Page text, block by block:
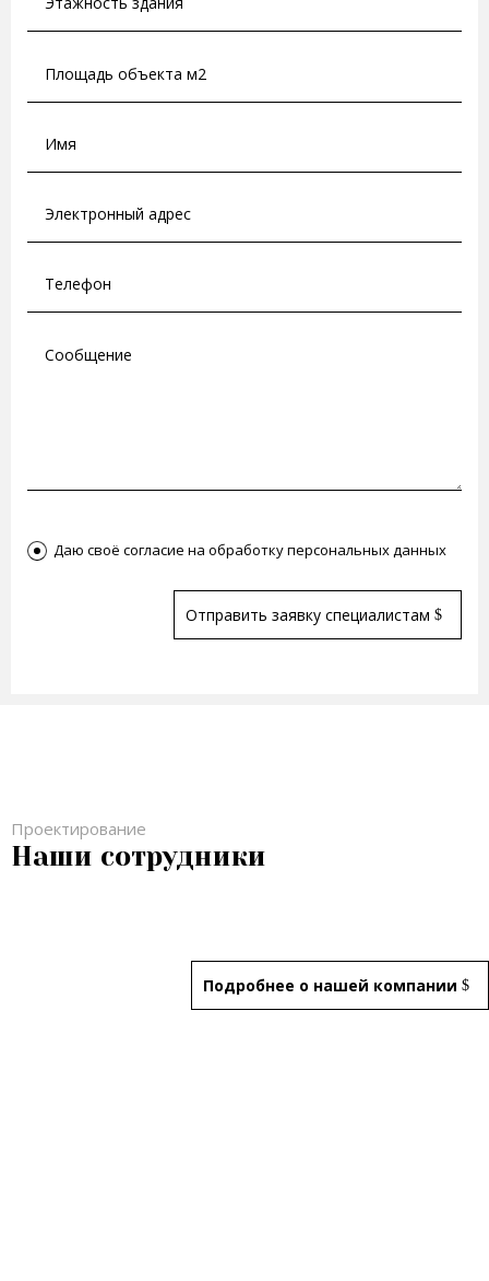
Даю своё согласие на обработку персональных данных
Отправить заявку специалистам
Проектирование
Наши сотрудники
Подробнее о нашей компании